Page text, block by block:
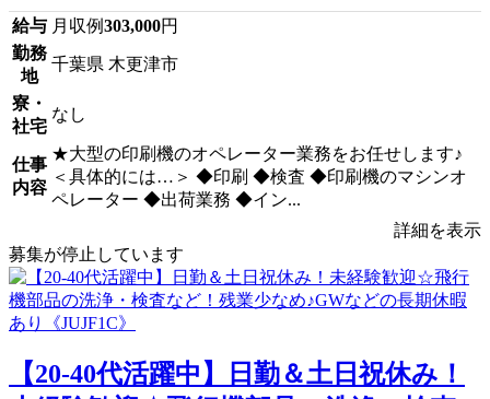
給与 月収例303,000円
勤務
地
千葉県 木更津市
寮・
社宅
なし
仕事
内容
★大型の印刷機のオペレーター業務をお任せします♪
＜具体的には…＞ ◆印刷 ◆検査 ◆印刷機のマシンオ
ペレーター ◆出荷業務 ◆イン...
詳細を表示
募集が停止しています
【20-40代活躍中】日勤＆土日祝休み！